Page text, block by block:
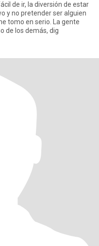
de ir, la diversión de estar
y no pretender ser alguien
tomo en serio. La gente
de los demás, dig